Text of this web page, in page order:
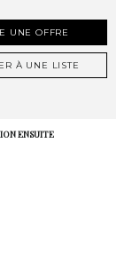
UNE OFFRE
À UNE LISTE
ENSUITE